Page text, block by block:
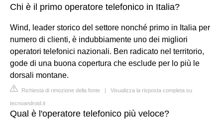
Chi è il primo operatore telefonico in Italia?
Wind, leader storico del settore nonché primo in Italia per
numero di clienti, è indubbiamente uno dei migliori
operatori telefonici nazionali. Ben radicato nel territorio,
gode di una buona copertura che esclude per lo più le
dorsali montane.
Richiesta di rimozione della fonte | Visualizza la risposta completa su
tecnoandroid.it
Qual è l'operatore telefonico più veloce?